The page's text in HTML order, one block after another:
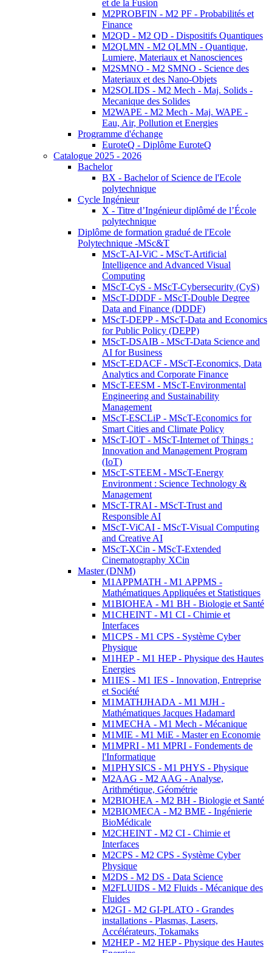
et de la Fusion
M2PROBFIN - M2 PF - Probabilités et
Finance
M2QD - M2 QD - Dispositifs Quantiques
M2QLMN - M2 QLMN - Quantique,
Lumiere, Materiaux et Nanosciences
M2SMNO - M2 SMNO - Science des
Materiaux et des Nano-Objets
M2SOLIDS - M2 Mech - Maj. Solids -
Mecanique des Solides
M2WAPE - M2 Mech - Maj. WAPE -
Eau, Air, Pollution et Energies
Programme d'échange
EuroteQ - Diplôme EuroteQ
Catalogue 2025 - 2026
Bachelor
BX - Bachelor of Science de l'Ecole
polytechnique
Cycle Ingénieur
X - Titre d’Ingénieur diplômé de l’École
polytechnique
Diplôme de formation gradué de l'Ecole
Polytechnique -MSc&T
MScT-AI-ViC - MScT-Artificial
Intelligence and Advanced Visual
Computing
MScT-CyS - MScT-Cybersecurity (CyS)
MScT-DDDF - MScT-Double Degree
Data and Finance (DDDF)
MScT-DEPP - MScT-Data and Economics
for Public Policy (DEPP)
MScT-DSAIB - MScT-Data Science and
AI for Business
MScT-EDACF - MScT-Economics, Data
Analytics and Corporate Finance
MScT-EESM - MScT-Environmental
Engineering and Sustainability
Management
MScT-ESCLiP - MScT-Economics for
Smart Cities and Climate Policy
MScT-IOT - MScT-Internet of Things :
Innovation and Management Program
(IoT)
MScT-STEEM - MScT-Energy
Environment : Science Technology &
Management
MScT-TRAI - MScT-Trust and
Responsible AI
MScT-ViCAI - MScT-Visual Computing
and Creative AI
MScT-XCin - MScT-Extended
Cinematography XCin
Master (DNM)
M1APPMATH - M1 APPMS -
Mathématiques Appliquées et Statistiques
M1BIOHEA - M1 BH - Biologie et Santé
M1CHEINT - M1 CI - Chimie et
Interfaces
M1CPS - M1 CPS - Système Cyber
Physique
M1HEP - M1 HEP - Physique des Hautes
Energies
M1IES - M1 IES - Innovation, Entreprise
et Société
M1MATHJHADA - M1 MJH -
Mathématiques Jacques Hadamard
M1MECHA - M1 Mech - Mécanique
M1MIE - M1 MiE - Master en Economie
M1MPRI - M1 MPRI - Fondements de
l'Informatique
M1PHYSICS - M1 PHYS - Physique
M2AAG - M2 AAG - Analyse,
Arithmétique, Géométrie
M2BIOHEA - M2 BH - Biologie et Santé
M2BIOMECA - M2 BME - Ingénierie
BioMédicale
M2CHEINT - M2 CI - Chimie et
Interfaces
M2CPS - M2 CPS - Système Cyber
Physique
M2DS - M2 DS - Data Science
M2FLUIDS - M2 Fluids - Mécanique des
Fluides
M2GI - M2 GI-PLATO - Grandes
installations - Plasmas, Lasers,
Accélérateurs, Tokamaks
M2HEP - M2 HEP - Physique des Hautes